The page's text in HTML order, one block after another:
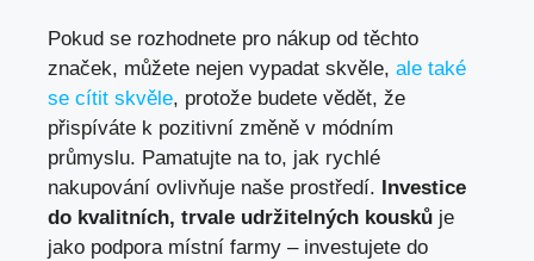
Pokud se rozhodnete pro nákup od těchto
značek, můžete nejen vypadat skvěle, ale také
se cítit skvěle, protože budete vědět, že
přispíváte k pozitivní změně v módním
průmyslu. Pamatujte na to, jak rychlé
nakupování ovlivňuje naše prostředí. Investice
do kvalitních, trvale udržitelných kousků je
jako podpora místní farmy – investujete do